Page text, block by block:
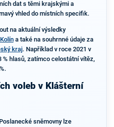
dat s těmi krajskými a
vhled do místních specifik.
na aktuální výsledky
a také na souhrnné údaje za
kraj. Například v roce 2021 v
% hlasů, zatímco celostátní vítěz,
voleb v Klášterní
sněmovny lze